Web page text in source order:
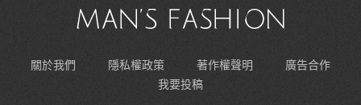
關於我們 隱私權政策 著作權聲明
廣告合作
我要投稿